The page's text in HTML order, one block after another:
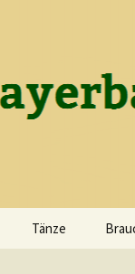
Tänze